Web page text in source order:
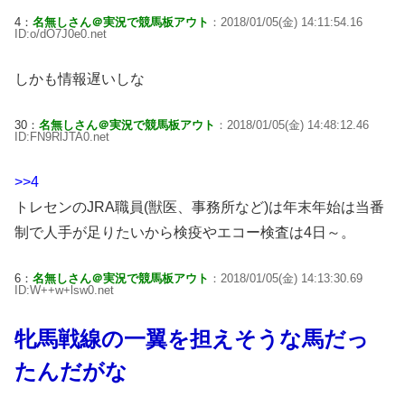
4： 名無しさん＠実況で競馬板アウト ：2018/01/05(金) 14:11:54.16
ID:o/dO7J0e0.net
しかも情報遅いしな
30： 名無しさん＠実況で競馬板アウト ：2018/01/05(金) 14:48:12.46
ID:FN9RlJTA0.net
>>4
トレセンのJRA職員(獣医、事務所など)は年末年始は当番
制で人手が足りたいから検疫やエコー検査は4日～。
6： 名無しさん＠実況で競馬板アウト ：2018/01/05(金) 14:13:30.69
ID:W++w+lsw0.net
牝馬戦線の一翼を担えそうな馬だっ
たんだがな